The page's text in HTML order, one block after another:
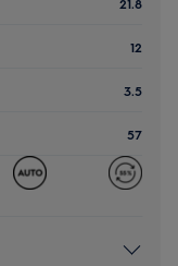
12
3.5
57